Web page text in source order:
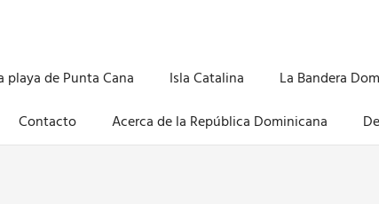
playa de Punta Cana Isla Catalina La Bandera
Contacto Acerca de la República Dominicana